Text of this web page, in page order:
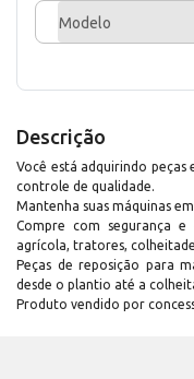
Modelo
Descrição
Você está adquirindo peças
controle de qualidade.
Mantenha suas máquinas
Compre com segurança e
agrícola, tratores,
Peças de reposição para
desde o plantio até a
Produto vendido por